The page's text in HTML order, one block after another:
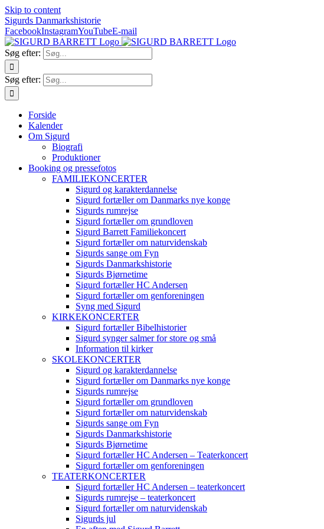
Skip to content
Sigurds Danmarkshistorie
FacebookInstagramYouTubeE-mail
Søg efter:
Søg efter:
Forside
Kalender
Om Sigurd
Biografi
Produktioner
Booking og pressefotos
FAMILIEKONCERTER
Sigurd og karakterdannelse
Sigurd fortæller om Danmarks nye konge
Sigurds rumrejse
Sigurd fortæller om grundloven
Sigurd Barrett Familiekoncert
Sigurd fortæller om naturvidenskab
Sigurds sange om Fyn
Sigurds Danmarkshistorie
Sigurds Bjørnetime
Sigurd fortæller HC Andersen
Sigurd fortæller om genforeningen
Syng med Sigurd
KIRKEKONCERTER
Sigurd fortæller Bibelhistorier
Sigurd synger salmer for store og små
Information til kirker
SKOLEKONCERTER
Sigurd og karakterdannelse
Sigurd fortæller om Danmarks nye konge
Sigurds rumrejse
Sigurd fortæller om grundloven
Sigurd fortæller om naturvidenskab
Sigurds sange om Fyn
Sigurds Danmarkshistorie
Sigurds Bjørnetime
Sigurd fortæller HC Andersen – Teaterkoncert
Sigurd fortæller om genforeningen
TEATERKONCERTER
Sigurd fortæller HC Andersen – teaterkoncert
Sigurds rumrejse – teaterkoncert
Sigurd fortæller om naturvidenskab
Sigurds jul